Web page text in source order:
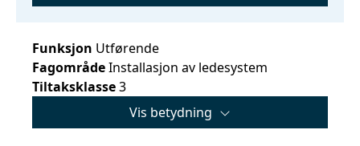
Funksjon Utførende
FagområdeInstallasjon av ledesystem
Tiltaksklasse3
Vis betydning